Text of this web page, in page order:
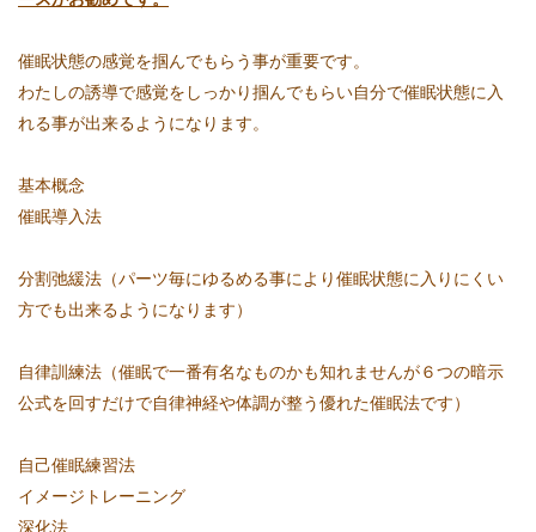
催眠状態の感覚を掴んでもらう事が重要です。
わたしの誘導で感覚をしっかり掴んでもらい自分で催眠状態に入
れる事が出来るようになります。
基本概念
催眠導入法
分割弛緩法（パーツ毎にゆるめる事により催眠状態に入りにくい
方でも出来るようになります）
自律訓練法（催眠で一番有名なものかも知れませんが６つの暗示
公式を回すだけで自律神経や体調が整う優れた催眠法です）
自己催眠練習法
イメージトレーニング
深化法